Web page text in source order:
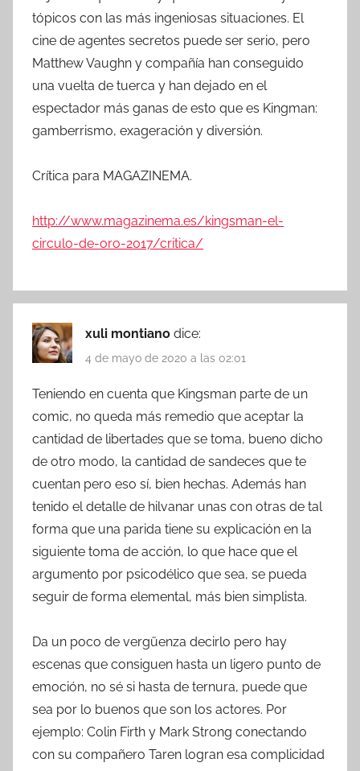
tópicos con las más ingeniosas situaciones. El
cine de agentes secretos puede ser serio, pero
Matthew Vaughn y compañía han conseguido
una vuelta de tuerca y han dejado en el
espectador más ganas de esto que es Kingman:
gamberrismo, exageración y diversión.
Crítica para MAGAZINEMA.
http://www.magazinema.es/kingsman-el-
circulo-de-oro-2017/critica/
xuli montiano dice:
4 de mayo de 2020 a las 02:01
Teniendo en cuenta que Kingsman parte de un
comic, no queda más remedio que aceptar la
cantidad de libertades que se toma, bueno dicho
de otro modo, la cantidad de sandeces que te
cuentan pero eso sí, bien hechas. Además han
tenido el detalle de hilvanar unas con otras de tal
forma que una parida tiene su explicación en la
siguiente toma de acción, lo que hace que el
argumento por psicodélico que sea, se pueda
seguir de forma elemental, más bien simplista.
Da un poco de vergüenza decirlo pero hay
escenas que consiguen hasta un ligero punto de
emoción, no sé si hasta de ternura, puede que
sea por lo buenos que son los actores. Por
ejemplo: Colin Firth y Mark Strong conectando
con su compañero Taren logran esa complicidad